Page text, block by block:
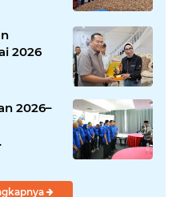
2026
2026–